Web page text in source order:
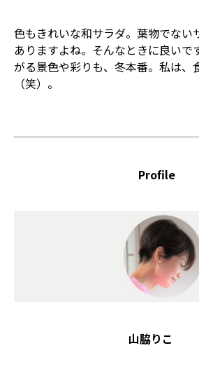
色もきれいな和サラダ。葉物でない
ありますよね。そんなときに良いで
がる景色や彩りも、冬本番。私は、
（笑）。
Profile
山脇りこ